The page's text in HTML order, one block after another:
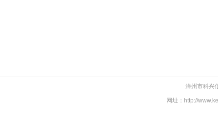
漳州市科兴
网址：http://